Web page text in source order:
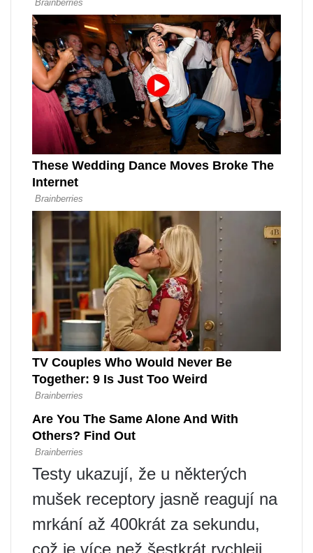
Testy ukazují, že u některých
mušek receptory jasně reagují na
mrkání až 400krát za sekundu,